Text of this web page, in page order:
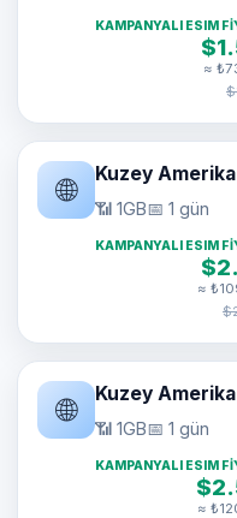
KAMPANYALI ESIM
≈
🌐 Kuzey Amerika
📶 1GB📅 1 gün
KAMPANYALI ESIM
≈
🌐 Kuzey Amerika
📶 1GB📅 1 gün
KAMPANYALI ESIM
≈